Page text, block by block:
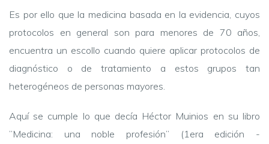
Es por ello que la medicina basada en la evidencia, cuyos
protocolos en general son para menores de 70 años,
encuentra un escollo cuando quiere aplicar protocolos de
diagnóstico o de tratamiento a estos grupos tan
heterogéneos de personas mayores.
Aquí se cumple lo que decía Héctor Muinios en su libro
”Medicina: una noble profesión” (1era edición -